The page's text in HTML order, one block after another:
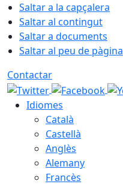
Saltar a la capçalera
Saltar al contingut
Saltar a documents
Saltar al peu de pàgina
Contactar
Idiomes
Català
Castellà
Anglès
Alemany
Francès